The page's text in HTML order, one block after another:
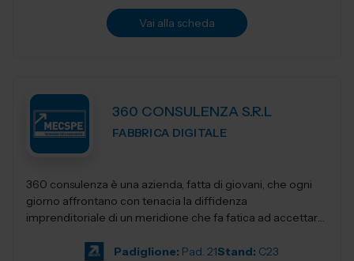
Vai alla scheda
360 CONSULENZA S.R.L
FABBRICA DIGITALE
360 consulenza è una azienda, fatta di giovani, che ogni
giorno affrontano con tenacia la diffidenza
imprenditoriale di un meridione che fa fatica ad accettare
Padiglione: Pad. 21Stand: C23